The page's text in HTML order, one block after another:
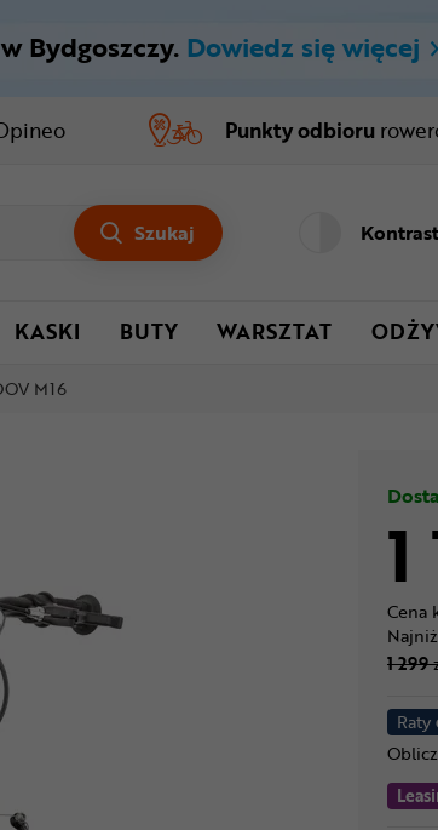
Bydgoszczy. Dowiedz się więcej
Punkty odbioru
Szukaj Kontrast
KASKI BUTY WARSZTAT
M16
Cena
1 299
Raty